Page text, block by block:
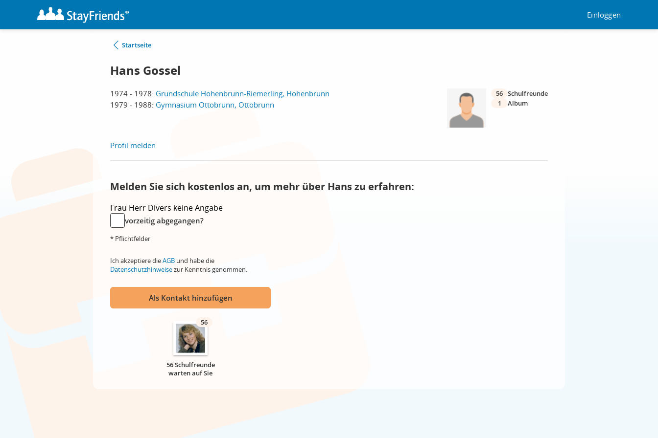
Einloggen
Startseite
Hans Gossel
1974 - 1978: Grundschule Hohenbrunn-Riemerling, Hohenbrunn
1979 - 1988: Gymnasium Ottobrunn, Ottobrunn
56 Schulfreunde
1
Album
Profil melden
Melden Sie sich kostenlos an, um mehr über Hans zu erfahren:
Frau Herr Divers keine Angabe
vorzeitig abgegangen?
* Pflichtfelder
Ich akzeptiere dieAGB und habe die
Datenschutzhinweisezur Kenntnis genommen.
Als Kontakt hinzufügen
56
56 Schulfreunde
warten auf Sie